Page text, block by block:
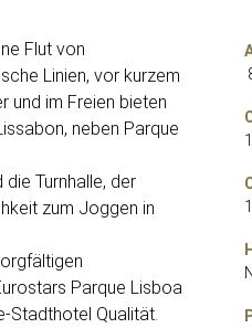
Flut von
Linien, vor kurzem
und im Freien bieten
neben Parque
Turnhalle, der
zum Joggen in
Parque Lisboa
Stadthotel Qualität.